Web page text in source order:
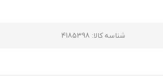
شناسه کالا: 4185398